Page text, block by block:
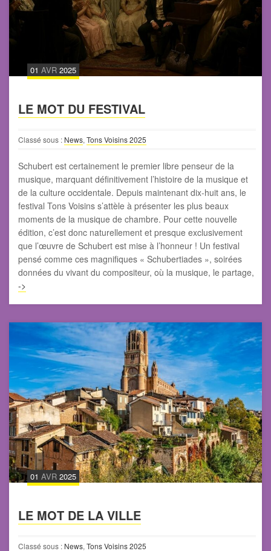
01 AVR 2025
LE MOT DU FESTIVAL
Classé sous : News, Tons Voisins 2025
Schubert est certainement le premier libre penseur de la
musique, marquant définitivement l’histoire de la musique et
de la culture occidentale. Depuis maintenant dix-huit ans, le
festival Tons Voisins s’attèle à présenter les plus beaux
moments de la musique de chambre. Pour cette nouvelle
édition, c’est donc naturellement et presque exclusivement
que l’œuvre de Schubert est mise à l’honneur ! Un festival
pensé comme ces magnifiques « Schubertiades », soirées
données du vivant du compositeur, où la musique, le partage,
->
01 AVR 2025
LE MOT DE LA VILLE
Classé sous : News, Tons Voisins 2025